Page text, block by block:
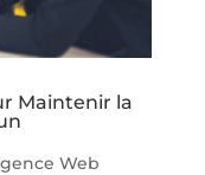
Maintenir la
Web